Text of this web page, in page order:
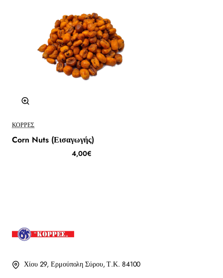
ΚΟΡΡΈΣ
Corn Nuts (Εισαγωγής)
4,00€
Χίου 29, Ερμούπολη Σύρου, Τ.Κ. 84100